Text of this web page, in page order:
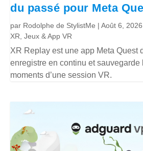
du passé pour Meta
par Rodolphe de StylistMe |Août 6, 2026
XR ,Jeux & App VR
XR Replay est une app Meta Quest
enregistre en continu et sauvegarde
moments d’une session VR.